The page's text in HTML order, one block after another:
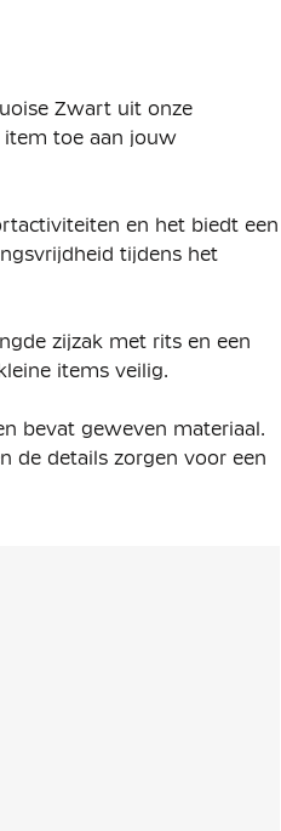
Zwart uit onze
item toe aan jouw
en het biedt een
tijdens het
zijzak met rits en een
items veilig.
bevat geweven materiaal.
de details zorgen voor een